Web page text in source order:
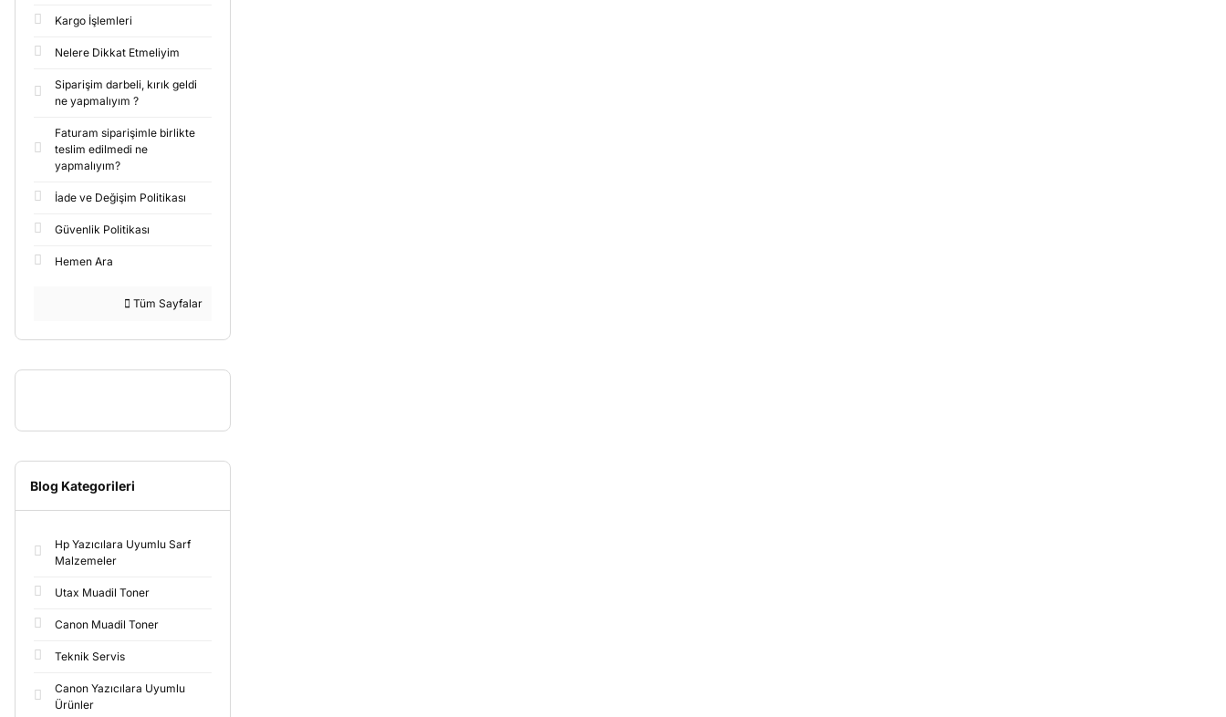
Kargo İşlemleri
Nelere Dikkat Etmeliyim
Siparişim darbeli, kırık geldi
ne yapmalıyım ?
Faturam siparişimle birlikte
teslim edilmedi ne
yapmalıyım?
İade ve Değişim Politikası
Güvenlik Politikası
Hemen Ara
Tüm Sayfalar
Blog Kategorileri
Hp Yazıcılara Uyumlu Sarf
Malzemeler
Utax Muadil Toner
Canon Muadil Toner
Teknik Servis
Canon Yazıcılara Uyumlu
Ürünler